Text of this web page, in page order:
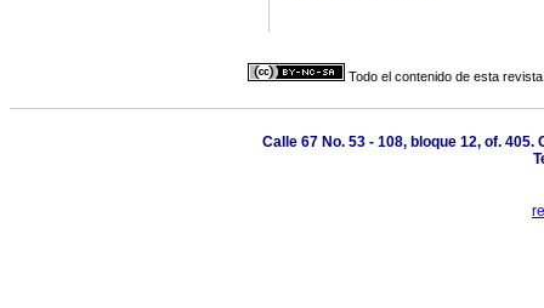
Todo el contenido de esta
Calle 67 No. 53 - 108, bloque 12, of.